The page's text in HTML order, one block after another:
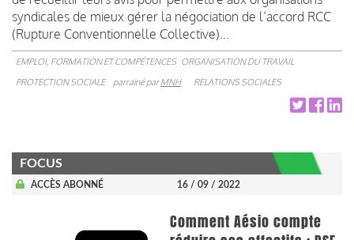
syndicales de mieux gérer la négociation de l’accord RCC
(Rupture Conventionnelle Collective)...
EMPLOI, FORMATION ET COMPÉTENCES ORGANISATION DU TRAVAIL
PROTECTION SOCIALE
parrainé parMNH RELATIONS SOCIALES
FOCUS
ACCÈS ABONNÉ 16 / 09 / 2022
Comment Aésio compte